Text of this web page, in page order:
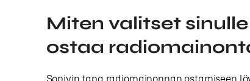
Miten valitset
ostaa
Sopivin tapa radiomainonnan ostamiseen